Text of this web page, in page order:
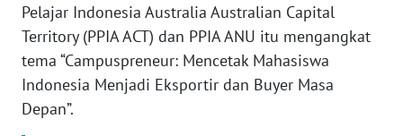
Pelajar Indonesia Australia Australian Capital
Territory (PPIA ACT) dan PPIA ANU itu mengangkat
tema “Campuspreneur: Mencetak Mahasiswa
Indonesia Menjadi Eksportir dan Buyer Masa
Depan”.
INFO
IKLAN
TENTANG
KAMI